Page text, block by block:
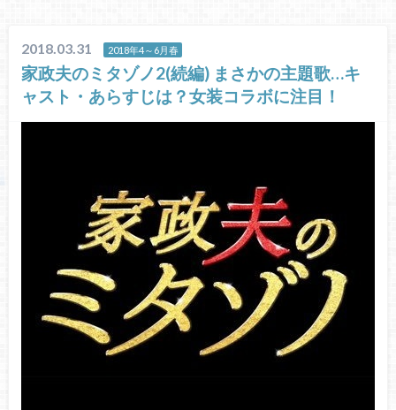
2018.03.31 2018年4～6月春
家政夫のミタゾノ2(続編) まさかの主題歌…キ
ャスト・あらすじは？女装コラボに注目！